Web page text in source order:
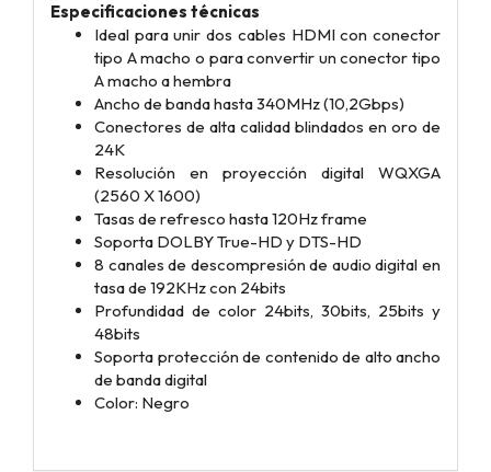
Especificaciones técnicas
Ideal para unir dos cables HDMI con conector
tipo A macho o para convertir un conector tipo
A macho a hembra
Ancho de banda hasta 340MHz (10,2Gbps)
Conectores de alta calidad blindados en oro de
24K
Resolución en proyección digital WQXGA
(2560 X 1600)
Tasas de refresco hasta 120Hz frame
Soporta DOLBY True-HD y DTS-HD
8 canales de descompresión de audio digital en
tasa de 192KHz con 24bits
Profundidad de color 24bits, 30bits, 25bits y
48bits
Soporta protección de contenido de alto ancho
de banda digital
Color: Negro